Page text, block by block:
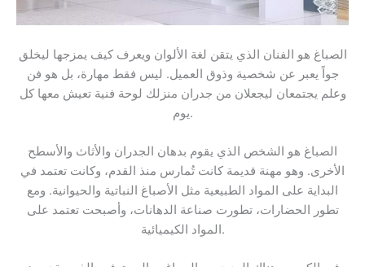
الصباغ هو الفنان الذي يتقن لغة الألوان ويعرف كيف يمزجها ليخلق
جواً يعبر عن شخصية وذوق العميل. ليس فقط مهارة، بل هو فن
وعلم يجتمعان ليجعلان من جدران منزلك لوحة فنية تعيش معها كل
يوم.
الصباغ هو الشخص الذي يقوم بدهان الجدران والأثاث والأسطح
الأخرى. وهو مهنة قديمة كانت تُمارس منذ القدم، وكانت تعتمد في
البداية على المواد الطبيعية مثل الأصباغ النباتية والحيوانية. ومع
تطور الحضارات، تطورت صناعة الدهانات، وأصبحت تعتمد على
المواد الكيميائية.